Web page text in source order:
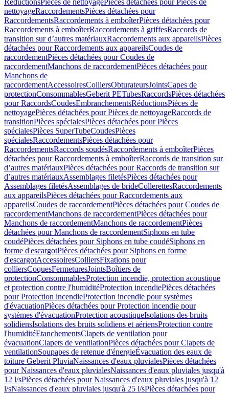
RéductionsPièces de nettoyagePièces détachées pour Pièces de
nettoyageRaccordementsPièces détachées pour
RaccordementsRaccordements à emboîterPièces détachées pour
Raccordements à emboîterRaccordements à griffesRaccords de
transition sur d’autres matériauxRaccordements aux appareilsPièces
détachées pour Raccordements aux appareilsCoudes de
raccordementPièces détachées pour Coudes de
raccordementManchons de raccordementPièces détachées pour
Manchons de
raccordementAccessoiresColliersObturateursJointsCapes de
protectionConsommablesGeberit PETubesRaccordsPièces détachées
pour RaccordsCoudesEmbranchementsRéductionsPièces de
nettoyagePièces détachées pour Pièces de nettoyageRaccords de
transitionPièces spécialesPièces détachées pour Pièces
spécialesPièces SuperTubeCoudesPièces
spécialesRaccordementsPièces détachées pour
RaccordementsRaccords soudésRaccordements à emboîterPièces
détachées pour Raccordements à emboîterRaccords de transition sur
d’autres matériauxPièces détachées pour Raccords de transition sur
d’autres matériauxAssemblages filetésPièces détachées pour
Assemblages filetésAssemblages de brideCollerettesRaccordements
aux appareilsPièces détachées pour Raccordements aux
appareilsCoudes de raccordementPièces détachées pour Coudes de
raccordementManchons de raccordementPièces détachées pour
Manchons de raccordementManchons de raccordementPièces
détachées pour Manchons de raccordementSiphons en tube
coudéPièces détachées pour Siphons en tube coudéSiphons en
forme d'escargotPièces détachées pour Siphons en forme
d'escargotAccessoiresColliersFixations pour
colliersCoquesFermeturesJointsBoîtiers de
protectionConsommablesProtection incendie, protection acoustique
et protection contre l'humiditéProtection incendiePièces détachées
pour Protection incendieProtection incendie pour systèmes
d'évacuationPièces détachées pour Protection incendie pour
systèmes d'évacuationProtection acoustiqueIsolations des bruits
solidiensIsolations des bruits solidiens et aériensProtection contre
l'humiditéEtanchementsClapets de ventilation pour
évacuationClapets de ventilationPièces détachées pour Clapets de
ventilationSoupapes de retenue d'énergieÉvacuation des eaux de
toiture Geberit PluviaNaissances d'eaux pluvialesPièces détachées
pour Naissances d'eaux pluvialesNaissances d'eaux pluviales jusqu'à
12 l/sPièces détachées pour Naissances d'eaux pluviales jusqu'à 12
l/sNaissances d'eaux pluviales jusqu'à 25 l/sPièces détachées pour